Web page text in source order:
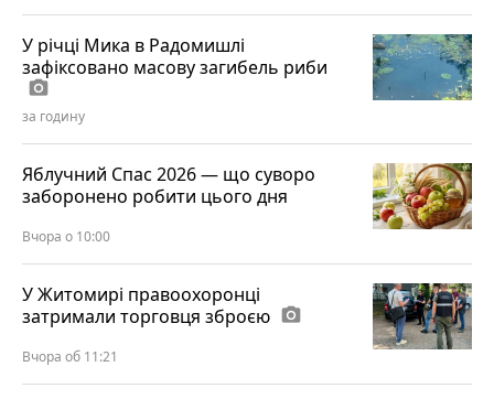
У річці Мика в Радомишлі
зафіксовано масову загибель риби
photo_camera
за годину
Яблучний Спас 2026 — що суворо
заборонено робити цього дня
Вчора о 10:00
У Житомирі правоохоронці
затримали торговця зброєю photo_camera
Вчора об 11:21